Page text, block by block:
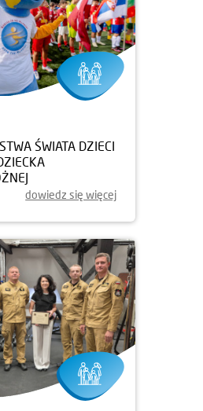
ŚWIATA DZIECI
dowiedz się więcej